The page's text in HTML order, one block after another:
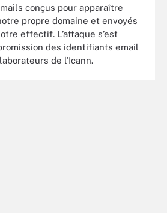
conçus pour apparaître
propre domaine et envoyés
effectif. L’attaque s’est
des identifiants email
de l’Icann.